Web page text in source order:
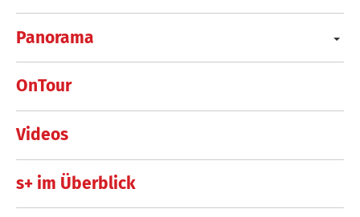
Panorama
OnTour
Videos
s+ im Überblick